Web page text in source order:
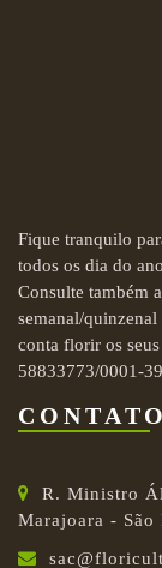
Fique tranquilo
todos os dia do
Consulte também
semanal/quinzenal
conta florir os
58833773/0001-39
R. Ministro
Marajoara - São